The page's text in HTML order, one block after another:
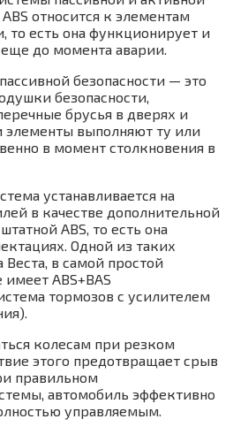
относится к элементам
то есть она функционирует и
до момента аварии.
безопасности — это
безопасности,
брусья в дверях и
элементы выполняют ту или
в момент столкновения в
устанавливается на
в качестве дополнительной
ABS, то есть она
Одной из таких
в самой простой
ABS+BAS
тормозов с усилителем
колесам при резком
этого предотвращает срыв
правильном
автомобиль эффективно
управляемым.